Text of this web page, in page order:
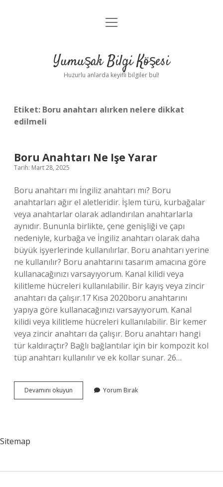
Anasayfa
Yasal Uyarı
menüyü
Yumuşak Bilgi Köşesi
Huzurlu anlarda keyifli bilgiler bul!
Etiket: Boru anahtarı alırken nelere dikkat
edilmeli
Boru Anahtarı Ne Işe Yarar
Tarih: Mart 28, 2025
Boru anahtarı mı İngiliz anahtarı mı? Boru
anahtarları ağır el aletleridir. İşlem türü, kurbağalar
veya anahtarlar olarak adlandırılan anahtarlarla
aynıdır. Bununla birlikte, çene genişliği ve çapı
nedeniyle, kurbağa ve İngiliz anahtarı olarak daha
büyük işyerlerinde kullanılırlar. Boru anahtarı yerine
ne kullanılır? Boru anahtarını tasarım amacına göre
kullanacağınızı varsayıyorum. Kanal kilidi veya
kilitleme hücreleri kullanılabilir. Bir kayış veya zincir
anahtarı da çalışır.17 Kısa 2020boru anahtarını
yapıya göre kullanacağınızı varsayıyorum. Kanal
kilidi veya kilitleme hücreleri kullanılabilir. Bir kemer
veya zincir anahtarı da çalışır. Boru anahtarı hangi
tür kaldıraçtır? Bağlı bağlantılar için bir kompozit kol
tüp anahtarı kullanılır ve ek kollar sunar. 26…
Devamını okuyun
Anahtarı
Yorum Bırak
Sitemap